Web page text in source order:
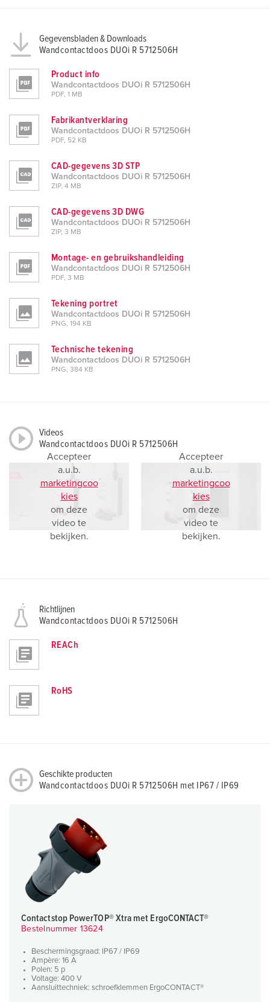
Gegevensbladen & Downloads
Wandcontactdoos DUOi R 5712506H
Product info
Wandcontactdoos DUOi R 5712506H
PDF, 1 MB
Fabrikantverklaring
Wandcontactdoos DUOi R 5712506H
PDF, 52 KB
CAD-gegevens 3D STP
Wandcontactdoos DUOi R 5712506H
ZIP, 4 MB
CAD-gegevens 3D DWG
Wandcontactdoos DUOi R 5712506H
ZIP, 3 MB
Montage- en gebruikshandleiding
Wandcontactdoos DUOi R 5712506H
PDF, 3 MB
Tekening portret
Wandcontactdoos DUOi R 5712506H
PNG, 194 KB
Technische tekening
Wandcontactdoos DUOi R 5712506H
PNG, 384 KB
Videos
Wandcontactdoos DUOi R 5712506H
Accepteer
a.u.b.
marketingcoo
kies
om deze
video te
bekijken.
Accepteer
a.u.b.
marketingcoo
kies
om deze
video te
bekijken.
Richtlijnen
Wandcontactdoos DUOi R 5712506H
REACh
RoHS
Geschikte producten
Wandcontactdoos DUOi R 5712506H met IP67 / IP69
Contactstop PowerTOP® Xtra met ErgoCONTACT®
Bestelnummer 13624
Beschermingsgraad: IP67 / IP69
Ampère: 16 A
Polen: 5 p
Voltage: 400 V
Aansluittechniek: schroefklemmen ErgoCONTACT®